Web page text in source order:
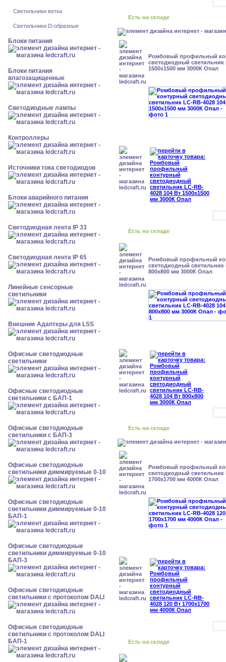
Светильники ветка
Светильники D-образные
Блоки питания
Блоки питания
влагозащищенные
Светодиодные лампы
Контроллеры
Источники тока светодиодов
Блоки аварийного питания
Светодиодная лента IP 33
Светодиодная лента IP 65
Линейные сенсорные
светильники
Внешние Адаптеры для LSS
Офисные светодиодные
светильники
Офисные светодиодные
светильники с БАП-1
Офисные светодиодные
светильники с БАП-3
Офисные светодиодные
светильники диммируемые 0-10
Офисные светодиодные
светильники диммируемые 0-10
БАП-1
Офисные светодиодные
светильники диммируемые 0-10
БАП-3
Офисные светодиодные
светильники с протоколом DALI
Офисные светодиодные
светильники с протоколом DALI
БАП-1
Есть на складе
Ромбовый профильный
светодиодный светильник
1500x1500 мм 3000К Опал
Есть на складе
Ромбовый профильный
светодиодный светильник
800x800 мм 3000К Опал
Есть на складе
Ромбовый профильный
светодиодный светильник
1700x1700 мм 4000К Опал
Есть на складе